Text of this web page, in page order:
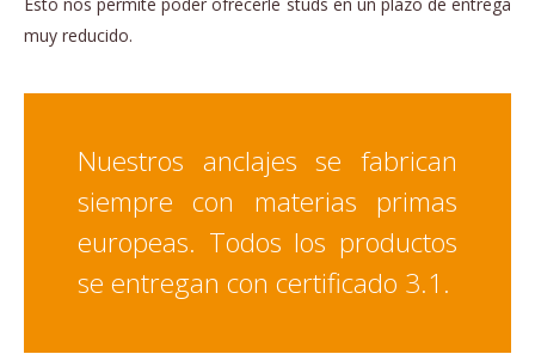
muy reducido.
Nuestros anclajes se fabrican
siempre con materias primas
europeas. Todos los productos
se entregan con certificado 3.1.